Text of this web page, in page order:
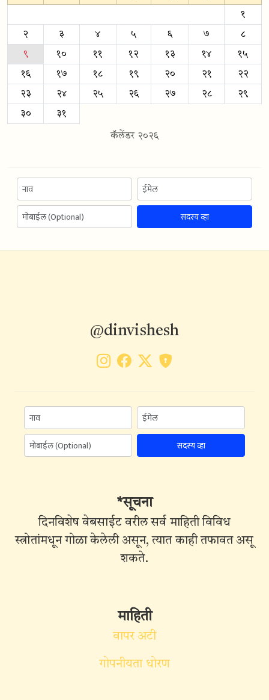
१
२ ३ ४ ५ ६ ७ ८
९ १० ११ १२ १३ १४ १५
१६ १७ १८ १९ २० २१ २२
२३ २४ २५ २६ २७ २८ २९
३० ३१
कॅलेंडर २०२६
सदस्य व्हा
@dinvishesh
सदस्य व्हा
*सूचना
दिनविशेष वेबसाईट वरील सर्व माहिती विविध
स्त्रोतांमधून गोळा केलेली असून, त्यात काही तफावत असू
शकते.
माहिती
वापर अटी
गोपनीयता धोरण